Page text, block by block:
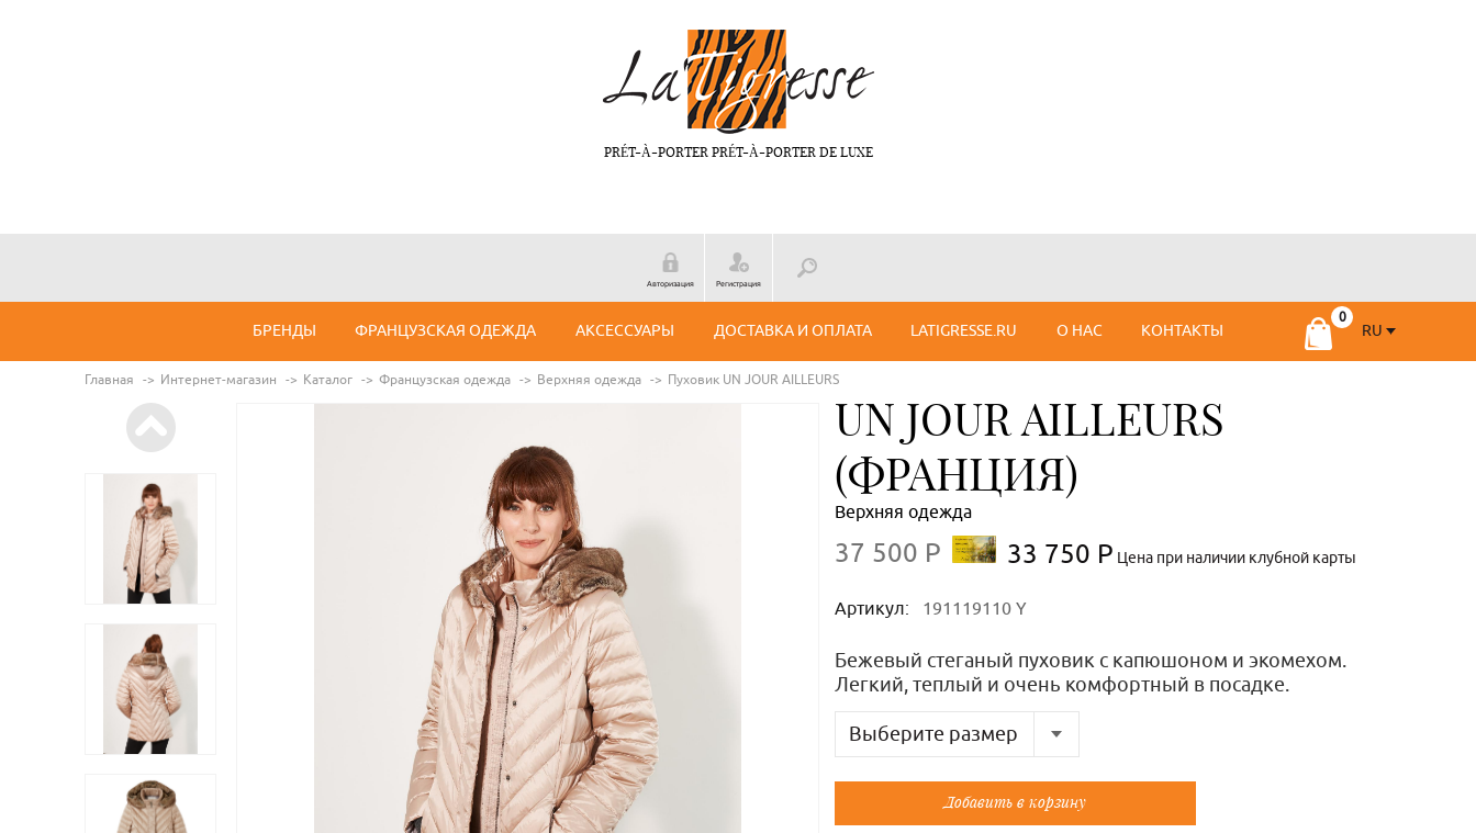
PRÉT-À-PORTER PRÉT-À-PORTER DE LUXE
Авторизация Регистрация
RU
БРЕНДЫ ФРАНЦУЗСКАЯ ОДЕЖДА АКСЕССУАРЫ ДОСТАВКА И ОПЛАТА LATIGRESSE.RU О НАС КОНТАКТЫ
Главная Интернет-магазин Каталог Французская одежда Верхняя одежда Пуховик UN JOUR AILLEURS
UN JOUR AILLEURS
(ФРАНЦИЯ)
Верхняя одежда
37 500 Р 33 750 Р Цена при наличии клубной карты
Артикул: 191119110 Y
Бежевый стеганый пуховик с капюшоном и экомехом.
Легкий, теплый и очень комфортный в посадке.
Выберите размер
Русский
Французский
44
38/1
Добавить в корзину